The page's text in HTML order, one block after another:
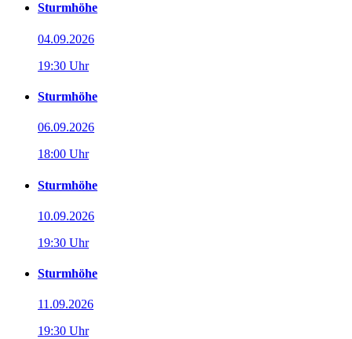
Sturmhöhe
04.09.2026
19:30 Uhr
Sturmhöhe
06.09.2026
18:00 Uhr
Sturmhöhe
10.09.2026
19:30 Uhr
Sturmhöhe
11.09.2026
19:30 Uhr